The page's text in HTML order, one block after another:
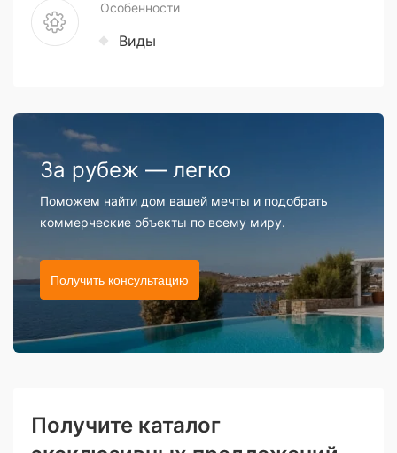
Особенности
Виды
За рубеж — легко
Поможем найти дом вашей мечты и подобрать
коммерческие объекты по всему миру.
Получить консультацию
Получите каталог